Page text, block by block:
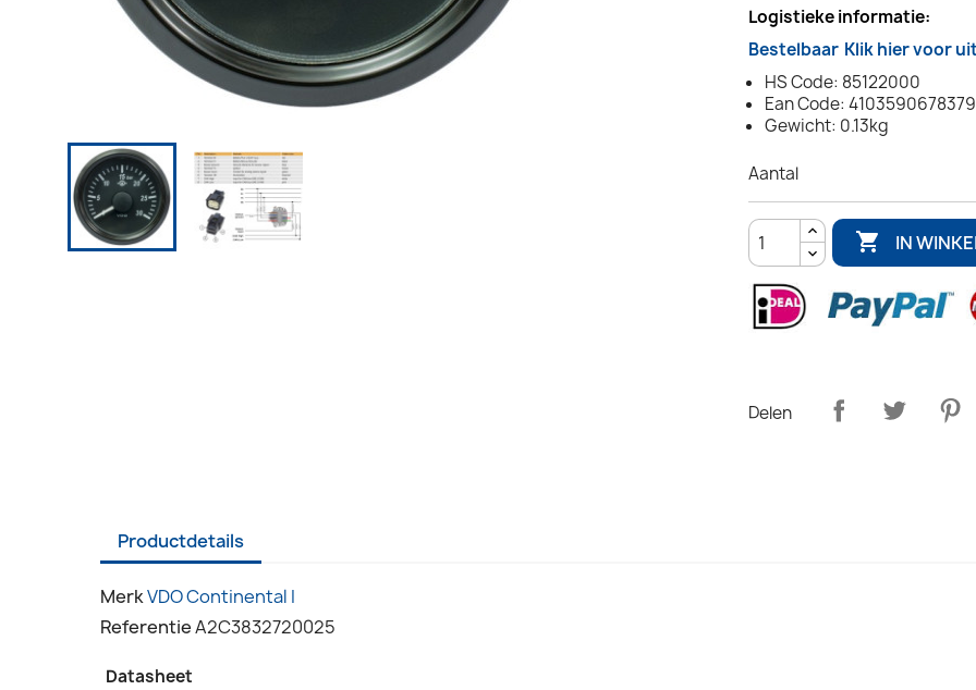
Logistieke informatie:
Bestelbaar Klik hier voor
HS Code: 85122000
Ean Code: 4103590678379
Gewicht: 0.13kg
Aantal
 IN
Delen
Productdetails
MerkVDO Continental I
ReferentieA2C3832720025
Datasheet